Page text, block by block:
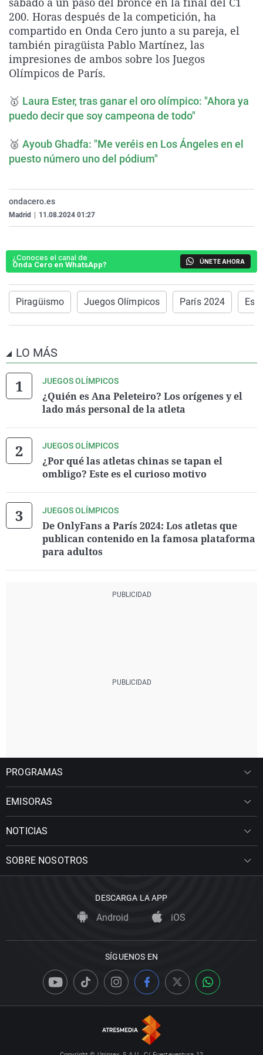
La rosa de los vientos
Gente viajera
Como el perro y el
Caso
Retornados
Equipo de
Extremadura
Galicia
La Rioja
Virales
Televisión
Elecciones
200. Horas después de la competición, ha
compartido en Onda Cero junto a su pareja, el
también piragüista Pablo Martínez, las
impresiones de ambos sobre los Juegos
Olímpicos de París.
🥇 Laura Ester, tras ganar el oro olímpico: "Ahora ya
puedo decir que soy campeona de todo"
🥈 Ayoub Ghadfa: "Me veréis en Los Ángeles en el
puesto número uno del pódium"
ondacero.es
Madrid 11.08.2024 01:27
¿Conoces el canal de
Onda Cero en WhatsApp?
ÚNETE AHORA
Piragüismo Juegos Olímpicos París 2024
LO MÁS
JUEGOS OLÍMPICOS
¿Quién es Ana Peleteiro? Los orígenes y el
lado más personal de la atleta
JUEGOS OLÍMPICOS
¿Por qué las atletas chinas se tapan el
ombligo? Este es el curioso motivo
JUEGOS OLÍMPICOS
De OnlyFans a París 2024: Los atletas que
publican contenido en la famosa plataforma
para adultos
PROGRAMAS
EMISORAS
NOTICIAS
SOBRE NOSOTROS
DESCARGA LA APP
Android iOS
SÍGUENOS EN